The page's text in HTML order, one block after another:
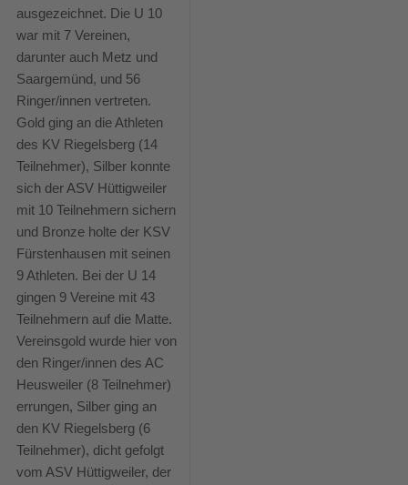
ausgezeichnet. Die U 10
war mit 7 Vereinen,
darunter auch Metz und
Saargemünd, und 56
Ringer/innen vertreten.
Gold ging an die Athleten
des KV Riegelsberg (14
Teilnehmer), Silber konnte
sich der ASV Hüttigweiler
mit 10 Teilnehmern sichern
und Bronze holte der KSV
Fürstenhausen mit seinen
9 Athleten. Bei der U 14
gingen 9 Vereine mit 43
Teilnehmern auf die Matte.
Vereinsgold wurde hier von
den Ringer/innen des AC
Heusweiler (8 Teilnehmer)
errungen, Silber ging an
den KV Riegelsberg (6
Teilnehmer), dicht gefolgt
vom ASV Hüttigweiler, der